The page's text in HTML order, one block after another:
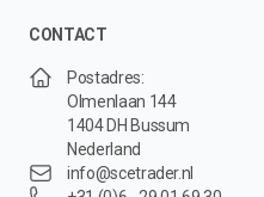
CONTACT
Postadres:
Olmenlaan 144
1404 DH Bussum
Nederland
info@scetrader.nl